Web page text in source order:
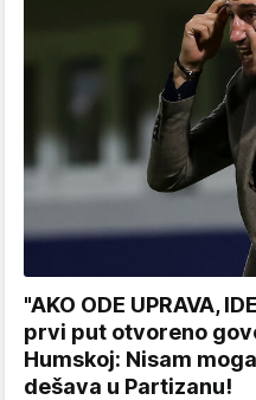
"AKO ODE UPRAVA,
prvi put otvoreno
Humskoj: Nisam
dešava u Partizanu!